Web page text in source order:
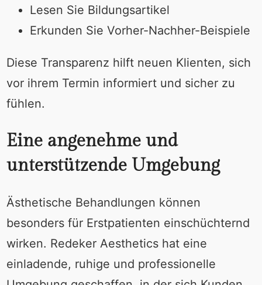
Lesen Sie Bildungsartikel
Erkunden Sie Vorher-Nachher-Beispiele
Diese Transparenz hilft neuen Klienten, sich
vor ihrem Termin informiert und sicher zu
fühlen.
Eine angenehme und
unterstützende Umgebung
Ästhetische Behandlungen können
besonders für Erstpatienten einschüchternd
wirken. Redeker Aesthetics hat eine
einladende, ruhige und professionelle